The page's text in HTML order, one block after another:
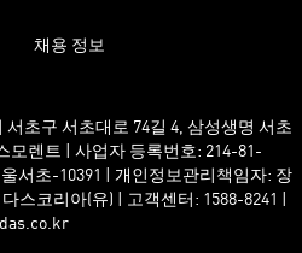
채용 정보
초구 서초대로 74길 4, 삼성생명 서초
모렌트 | 사업자 등록번호: 214-81-
서초-10391 | 개인정보관리책임자: 장
스코리아(유) | 고객센터: 1588-8241 |